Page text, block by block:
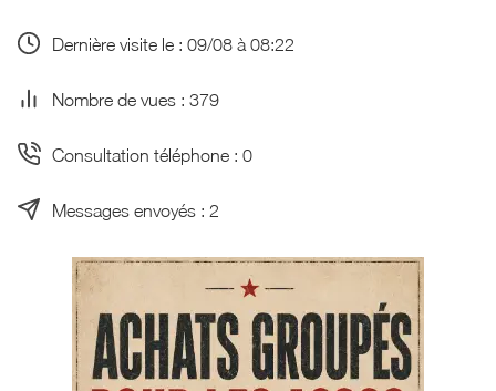
Dernière visite le : 09/08 à 08:22
Nombre de vues : 379
Consultation téléphone : 0
Messages envoyés : 2